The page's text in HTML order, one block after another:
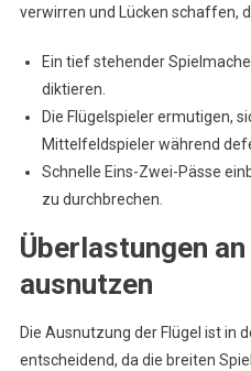
verwirren und Lücken schaffen,
Ein tief stehender
diktieren.
Die Flügelspieler ermutigen,
Mittelfeldspieler während
Schnelle Eins-Zwei-Pässe
zu durchbrechen.
Überlastungen
ausnutzen
Die Ausnutzung der Flügel ist in
entscheidend, da die breiten